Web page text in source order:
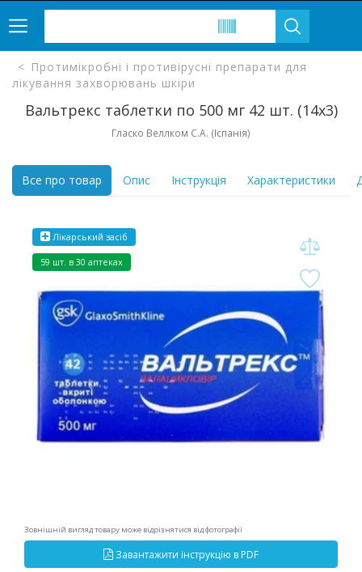
Протимікробні і противірусні препарати для
лікування захворювань шкіри
Вальтрекс таблетки по 500 мг 42 шт. (14х3)
Гласко Веллком С.А. (Іспанія)
Все про товар Опис Інструкція Характеристики
Лікарський засіб
59 шт. в 30 аптеках
Зовнішній вигляд товару може відрізнятися від фотографії
Завантажити інструкцію в PDF